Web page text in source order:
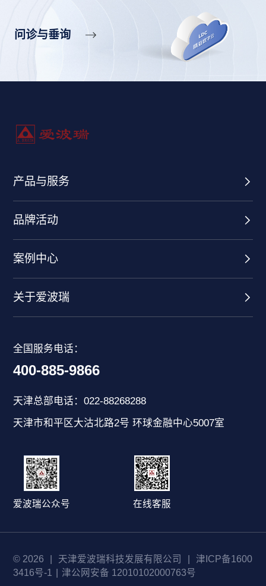
问诊与垂询
产品与服务
品牌活动
案例中心
关于爱波瑞
全国服务电话：
400-885-9866
天津总部电话：022-88268288
天津市和平区大沽北路2号 环球金融中心5007室
爱波瑞公众号 在线客服
© 2026 天津爱波瑞科技发展有限公司
津ICP备1600
3416号-1
津公网安备 12010102000763号